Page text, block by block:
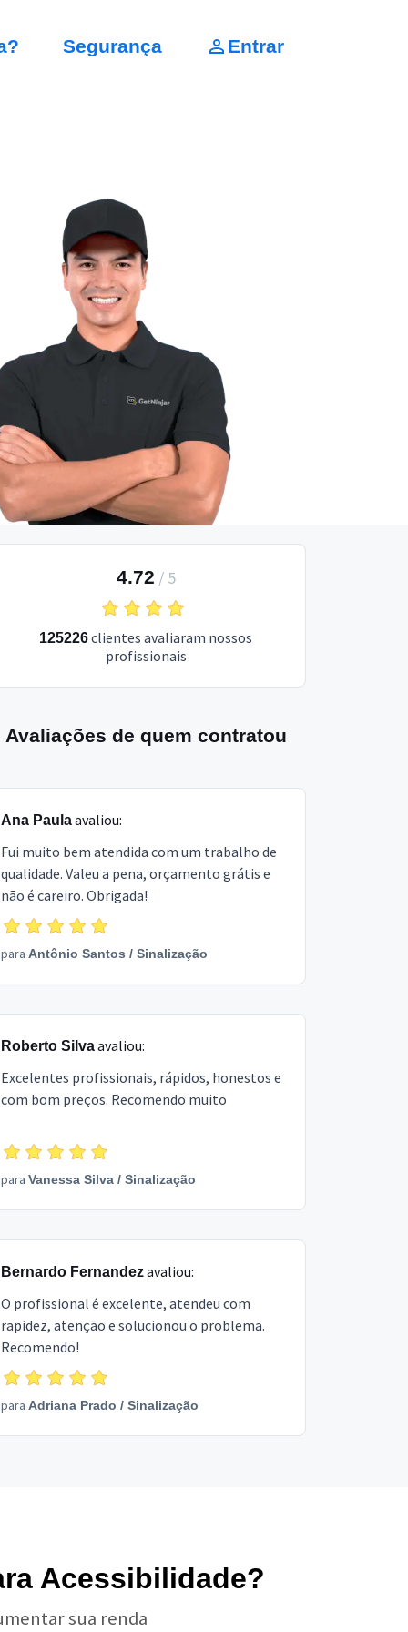
Segurança Entrar
4.72 / 5
125226clientes avaliaram nossos
profissionais
Avaliações de quem contratou
Ana Paulaavaliou:
Fui muito bem atendida com um trabalho de
qualidade. Valeu a pena, orçamento grátis e
não é careiro. Obrigada!
para Antônio Santos / Sinalização
Roberto Silvaavaliou:
Excelentes profissionais, rápidos, honestos e
com bom preços. Recomendo muito
para Vanessa Silva / Sinalização
Bernardo Fernandezavaliou:
O profissional é excelente, atendeu com
rapidez, atenção e solucionou o problema.
Recomendo!
para Adriana Prado / Sinalização
Acessibilidade?
sua renda